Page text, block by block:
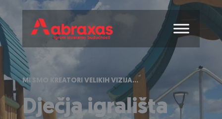
MI SMO KREATORI VELIKIH VIZIJA...
Dječja igrališta